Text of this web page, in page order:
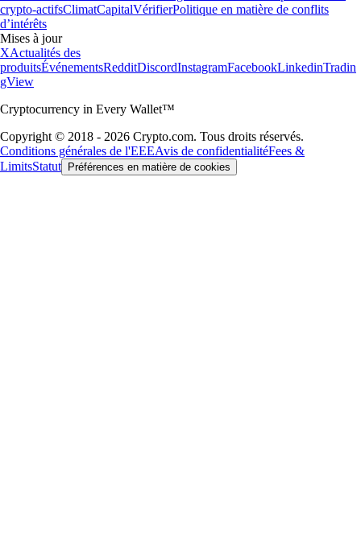
crypto-actifsClimatCapitalVérifierPolitique en matière de conflits
d’intérêts
Mises à jour
XActualités des
produitsÉvénementsRedditDiscordInstagramFacebookLinkedinTradin
gView
Cryptocurrency in Every Wallet™
Copyright © 2018 - 2026 Crypto.com. Tous droits réservés.
Conditions générales de l'EEEAvis de confidentialitéFees &
LimitsStatut Préférences en matière de cookies